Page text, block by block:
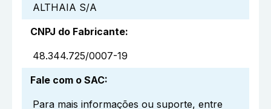
ALTHAIA S/A
CNPJ do Fabricante:
48.344.725/0007-19
Fale com o SAC:
Para mais informações ou suporte, entre